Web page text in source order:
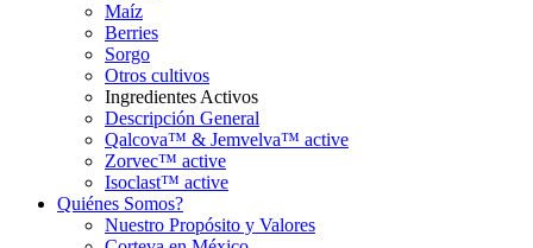
Maíz
Berries
Sorgo
Otros cultivos
Ingredientes Activos
Descripción General
Qalcova™ & Jemvelva™ active
Zorvec™ active
Isoclast™ active
Quiénes Somos?
Nuestro Propósito y Valores